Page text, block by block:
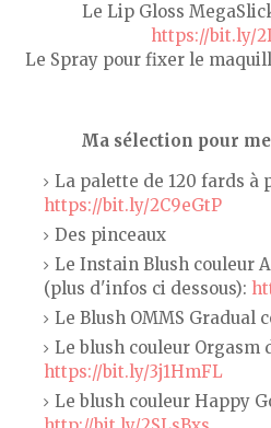
Le Lip Gloss
https://bit.ly/
Le Spray pour fixer le
Ma sélection pour
La palette de 120 fards à
https://bit.ly/2C9eGtP
Des pinceaux
Le Instain Blush couleur
(plus d'infos ci dessous):
Le Blush OMMS Gradual
Le blush couleur Orgasm
https://bit.ly/3j1HmFL
Le blush couleur Happy